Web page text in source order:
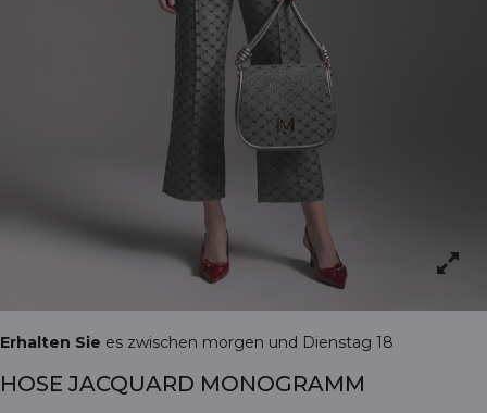
Erhalten Sie es zwischen morgen und Dienstag 18
HOSE JACQUARD MONOGRAMM